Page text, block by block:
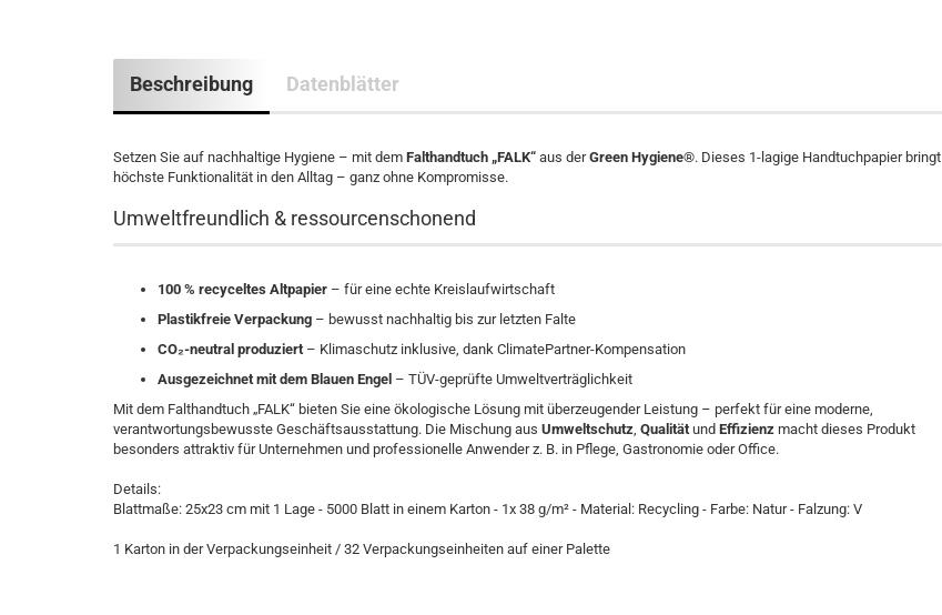
Beschreibung Datenblätter
Setzen Sie auf nachhaltige Hygiene – mit dem Falthandtuch „FALK“ aus derGreen Hygiene®. Dieses 1-lagige Handtuchpapier bringt
höchste Funktionalität in den Alltag – ganz ohne Kompromisse.
Umweltfreundlich & ressourcenschonend
100 % recyceltes Altpapier – für eine echte Kreislaufwirtschaft
Plastikfreie Verpackung – bewusst nachhaltig bis zur letzten Falte
CO₂-neutral produziert– Klimaschutz inklusive, dank ClimatePartner-Kompensation
Ausgezeichnet mit dem Blauen Engel – TÜV-geprüfte Umweltverträglichkeit
Mit dem Falthandtuch „FALK“ bieten Sie eine ökologische Lösung mit überzeugender Leistung – perfekt für eine moderne,
verantwortungsbewusste Geschäftsausstattung. Die Mischung aus Umweltschutz, Qualitätund Effizienz macht dieses Produkt
besonders attraktiv für Unternehmen und professionelle Anwender z. B. in Pflege, Gastronomie oder Office.
Details:
Blattmaße: 25x23 cm mit 1 Lage - 5000 Blatt in einem Karton - 1x 38 g/m² - Material: Recycling - Farbe: Natur - Falzung: V
1 Karton in der Verpackungseinheit / 32 Verpackungseinheiten auf einer Palette